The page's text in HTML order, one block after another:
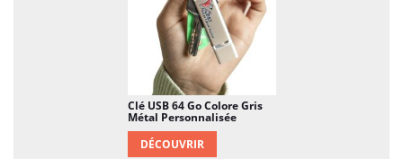
Clé USB 64 Go Colore Gris
Métal Personnalisée
DÉCOUVRIR